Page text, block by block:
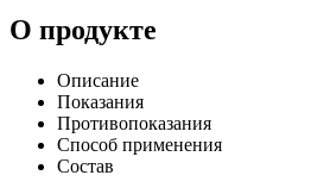
О продукте
Описание
Показания
Противопоказания
Способ применения
Состав